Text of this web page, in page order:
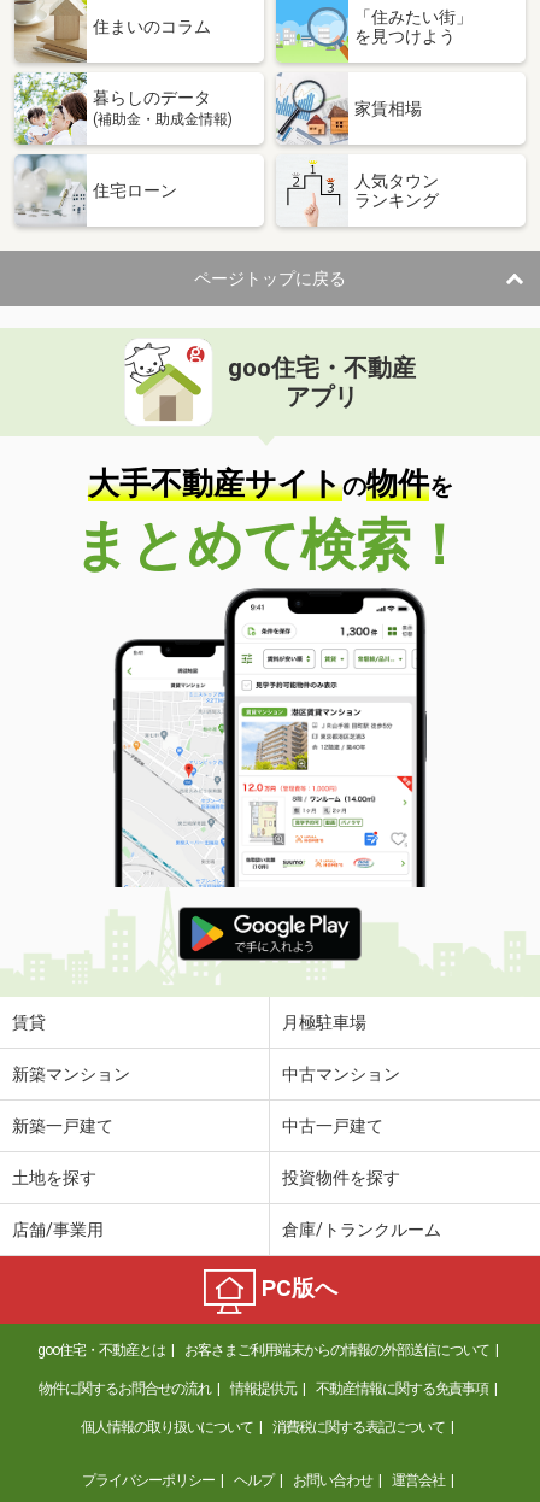
住まいのコラム
「住みたい街」
を見つけよう
暮らしのデータ
(補助金・助成金情報)
家賃相場
住宅ローン
人気タウン
ランキング
ページトップに戻る
goo住宅・不動産
アプリ
大手不動産サイトの物件を
まとめて検索！
賃貸 月極駐車場
新築マンション 中古マンション
新築一戸建て 中古一戸建て
土地を探す 投資物件を探す
店舗/事業用 倉庫/トランクルーム
PC版へ
goo住宅・不動産とは お客さまご利用端末からの情報の外部送信について
物件に関するお問合せの流れ 情報提供元 不動産情報に関する免責事項
個人情報の取り扱いについて 消費税に関する表記について
プライバシーポリシー ヘルプ お問い合わせ 運営会社